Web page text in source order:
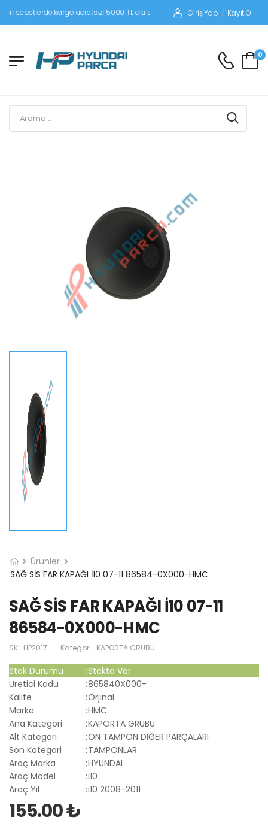
kargo ücretsiz! 5000 TL altı siparişlerinizde siparişleriniz alıcı
Giriş Yap / Kayıt Ol
0
Ürünler
SAĞ SİS FAR KAPAĞI İ10 07-11 86584-0X000-HMC
SAĞ SİS FAR KAPAĞI İ10 07-11
86584-0X000-HMC
SK: HP2017 Kategori: KAPORTA GRUBU
Stok Durumu :Stokta Var
Üretici Kodu
:865840X000-
Kalite
:Orjinal
Marka
:HMC
Ana Kategori
:KAPORTA GRUBU
Alt Kategori
:ÖN TAMPON DİĞER PARÇALARI
Son Kategori
:TAMPONLAR
Araç Marka
:HYUNDAI
Araç Model
:i10
Araç Yıl
:i10 2008-2011
155.00 ₺